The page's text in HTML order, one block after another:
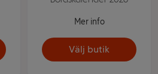
Mer info
Välj butik